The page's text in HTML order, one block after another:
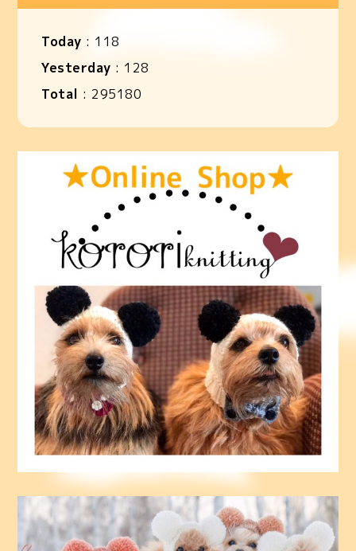
Today : 118
Yesterday : 128
Total : 295180